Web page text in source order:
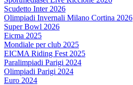
Scudetto Inter 2026
Olimpiadi Invernali Milano Cortina 2026
Super Bowl 2026
Eicma 2025
Mondiale per club 2025
EICMA Riding Fest 2025
Paralimpiadi Parigi 2024
Olimpiadi Parigi 2024
Euro 2024